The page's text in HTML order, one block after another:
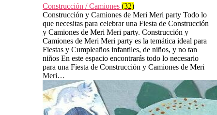
Construcción / Camiones (32)
Construcción y Camiones de Meri Meri party Todo lo
que necesitas para celebrar una Fiesta de Construcción
y Camiones de Meri Meri party. Construcción y
Camiones de Meri Meri party es la temática ideal para
Fiestas y Cumpleaños infantiles, de niños, y no tan
niños En este espacio encontrarás todo lo necesario
para una Fiesta de Construcción y Camiones de Meri
Meri…